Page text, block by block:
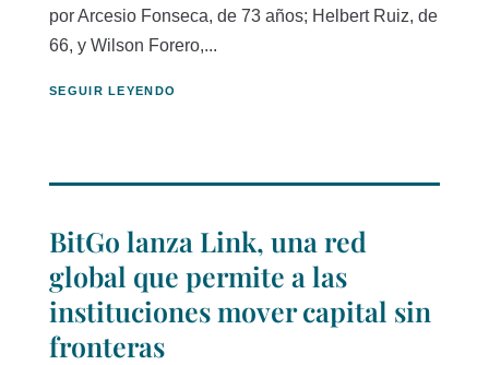
por Arcesio Fonseca, de 73 años; Helbert Ruiz, de
66, y Wilson Forero,...
SEGUIR LEYENDO
BitGo lanza Link, una red
global que permite a las
instituciones mover capital sin
fronteras